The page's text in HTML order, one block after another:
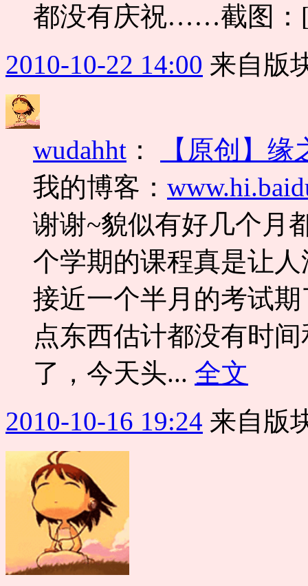
都没有庆祝……截图：
2010-10-22 14:00 来自版
wudahht ：
【原创】
我的博客：
谢谢~貌似有好几个
个学期的课程真是让
接近一个半月的考试
点东西估计都没有时
了，今天头... 全文
2010-10-16 19:24 来自版